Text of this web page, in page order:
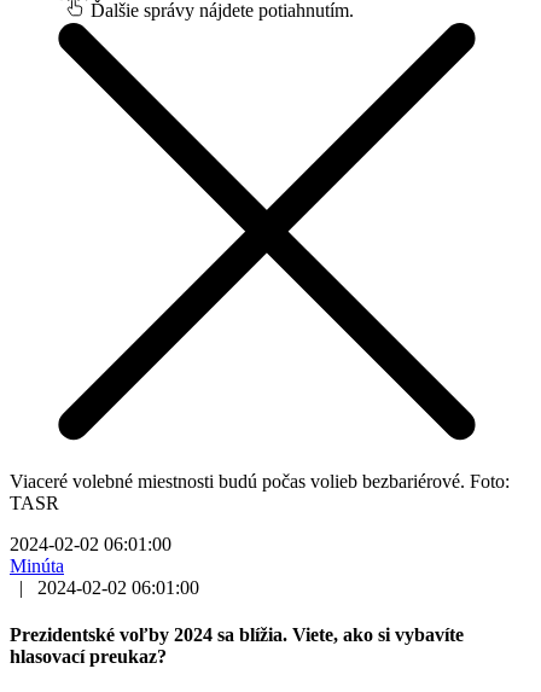
Ďalšie správy nájdete potiahnutím.
Viaceré volebné miestnosti budú počas volieb bezbariérové. Foto:
TASR
2024-02-02 06:01:00
Minúta
|
2024-02-02 06:01:00
Prezidentské voľby 2024 sa blížia. Viete, ako si vybavíte
hlasovací preukaz?